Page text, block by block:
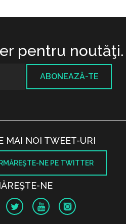
pentru noutăţi.
ABONEAZĂ-TE
MAI NOI TWEET-URI
NE PE TWITTER
NE